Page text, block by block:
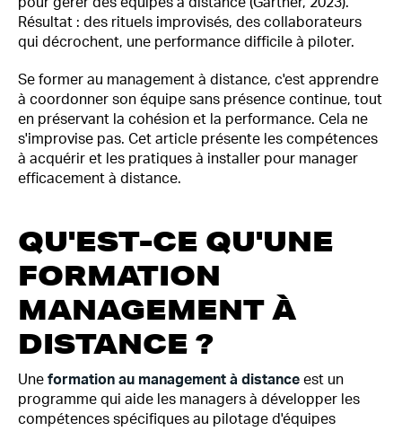
Résultat : des rituels improvisés, des collaborateurs
qui décrochent, une performance difficile à piloter.
Se former au management à distance, c'est apprendre
à coordonner son équipe sans présence continue, tout
en préservant la cohésion et la performance. Cela ne
s'improvise pas. Cet article présente les compétences
à acquérir et les pratiques à installer pour manager
efficacement à distance.
QU'EST-CE QU'UNE
FORMATION
MANAGEMENT À
DISTANCE ?
Une formation au management à distance est un
programme qui aide les managers à développer les
compétences spécifiques au pilotage d'équipes